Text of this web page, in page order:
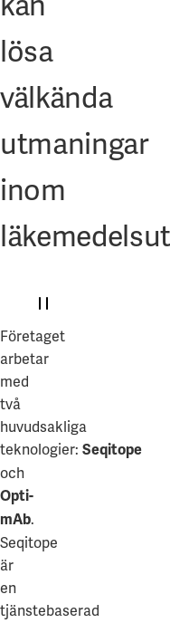
lösa
välkända
utmaningar
inom
Företaget
arbetar
med
två
huvudsakliga
teknologier: Seqitope
och
Opti-
mAb.
Seqitope
är
en
tjänstebaserad